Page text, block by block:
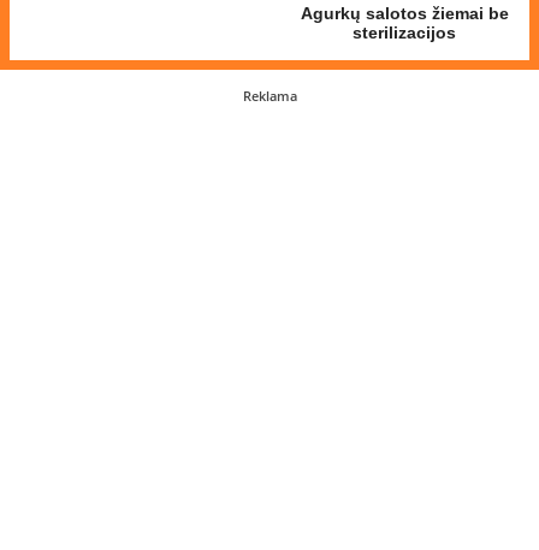
Agurkų salotos žiemai be
sterilizacijos
Reklama